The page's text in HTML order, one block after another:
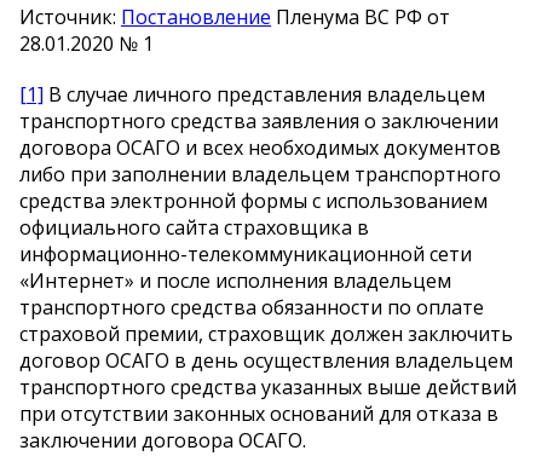
Источник: Постановление Пленума ВС РФ от
28.01.2020 № 1
[1] В случае личного представления владельцем
транспортного средства заявления о заключении
договора ОСАГО и всех необходимых документов
либо при заполнении владельцем транспортного
средства электронной формы с использованием
официального сайта страховщика в
информационно-телекоммуникационной сети
«Интернет» и после исполнения владельцем
транспортного средства обязанности по оплате
страховой премии, страховщик должен заключить
договор ОСАГО в день осуществления владельцем
транспортного средства указанных выше действий
при отсутствии законных оснований для отказа в
заключении договора ОСАГО.